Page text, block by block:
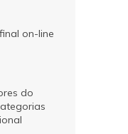
on-line
do